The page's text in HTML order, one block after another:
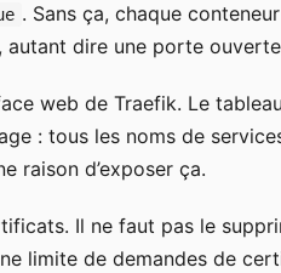
. Sans ça, chaque
autant dire une porte
web de Traefik. Le
: tous les noms de
raison d’exposer ça.
Il ne faut pas le
limite de demandes de